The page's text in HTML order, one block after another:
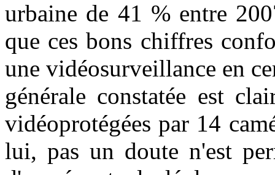
urbaine de 41 % entre
que ces bons chiffres
une vidéosurveillance en
générale constatée est
vidéoprotégées par 14
lui, pas un doute n'est